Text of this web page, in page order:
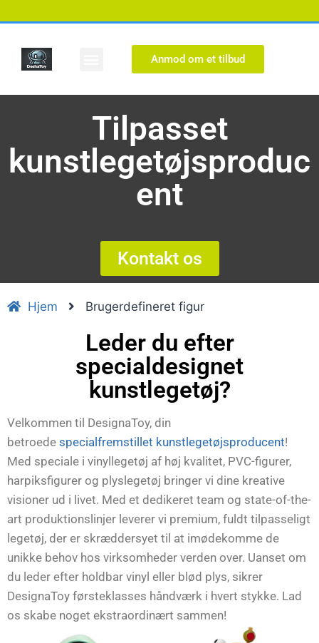
Anmod om et tilbud
Tilpasset
kunstlegetøjsproduc
ent
Kontakt os
Hjem Brugerdefineret figur
Leder du efter
specialdesignet
kunstlegetøj?
Velkommen til DesignaToy, din
betroede specialfremstillet kunstlegetøjsproducent!
Med speciale i vinyllegetøj af høj kvalitet, PVC-figurer,
harpiksfigurer og plyslegetøj bringer vi dine kreative
visioner ud i livet. Med et dedikeret team og state-of-the-
art produktionslinjer leverer vi premium, fuldt tilpasseligt
legetøj, der er skræddersyet til at imødekomme de
unikke behov hos virksomheder verden over. Uanset om
du leder efter holdbar vinyl eller blød plys, sikrer
DesignaToy førsteklasses håndværk i hvert stykke. Lad
os skabe noget ekstraordinært sammen!